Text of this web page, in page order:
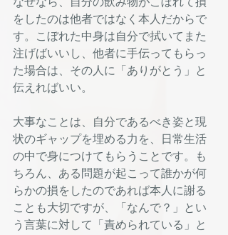
をしたのは他者ではなく本人だからで
す。こぼれた中身は自分で拭いてまた
注げばいいし、他者に手伝ってもらっ
た場合は、その人に「ありがとう」と
伝えればいい。
大事なことは、自分であるべき姿と現
状のギャップを埋める力を、日常生活
の中で身につけてもらうことです。も
ちろん、ある問題が起こって誰かが何
らかの損をしたのであれば本人に謝る
ことも大切ですが、「なんで？」とい
う言葉に対して「責められている」と